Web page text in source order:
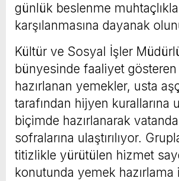
günlük beslenme
karşılanmasına dayanak
Kültür ve Sosyal İşler
bünyesinde faaliyet
hazırlanan yemekler, usta
tarafından hijyen kurallarına
biçimde hazırlanarak
sofralarına ulaştırılıyor.
titizlikle yürütülen hizmet
konutunda yemek hazırlama